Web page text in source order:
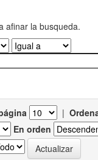
afinar la busqueda.
|
En orden